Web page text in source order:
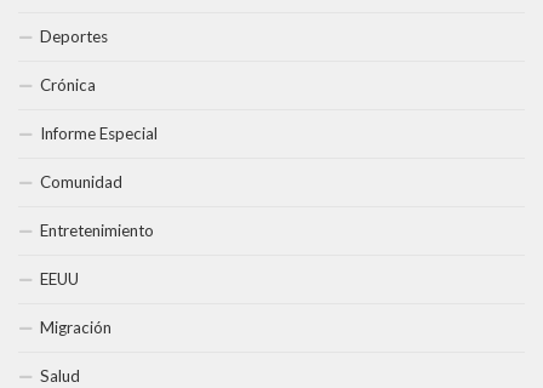
Deportes
Crónica
Informe Especial
Comunidad
Entretenimiento
EEUU
Migración
Salud